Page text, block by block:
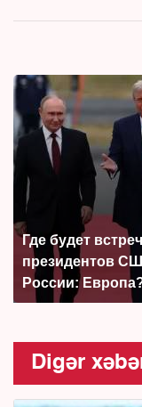
Где будет
президентов
России:
Digər